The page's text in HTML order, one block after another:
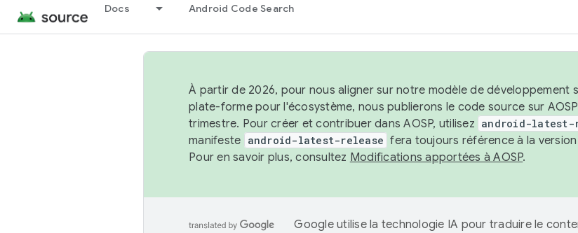
Docs Android Code Search
À partir de 2026, pour nous aligner sur notre modèle de développement
plate-forme pour l'écosystème, nous publierons le code source sur
trimestre. Pour créer et contribuer dans AOSP, utilisez android-latest-
manifeste android-latest-release fera toujours référence à la
Pour en savoir plus, consultez Modifications apportées à AOSP.
Google utilise la technologie IA pour traduire le